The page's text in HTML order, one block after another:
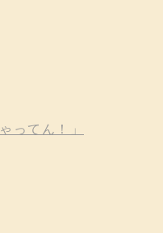
ってん！」